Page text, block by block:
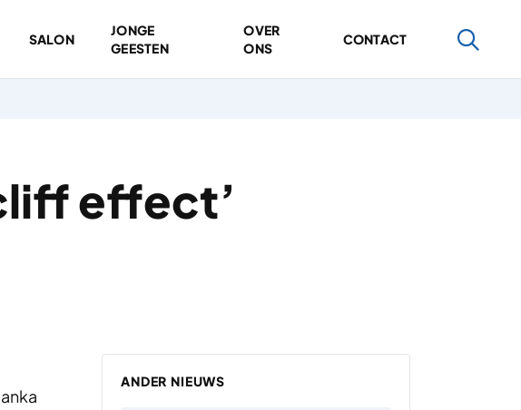
SALON
JONGE
GEESTEN
OVER
ONS
CONTACT
effect’
ANDER NIEUWS